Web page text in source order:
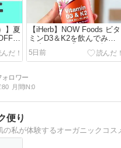
】夏
セ
【iHerb】NOW Foods ビタ
ミンD3＆K2を飲んでみた
｜小さめカプセルで続けや
すい骨サポートサプリ
5日前
80 月間IN:0
便り